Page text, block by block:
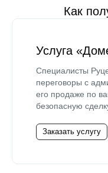
Как
Услуга
Специалисты
переговоры с
его продаже по
безопасную
Заказать услугу